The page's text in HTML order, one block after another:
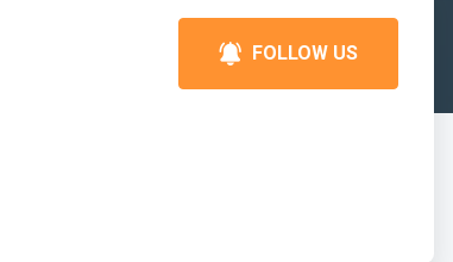
FOLLOW US